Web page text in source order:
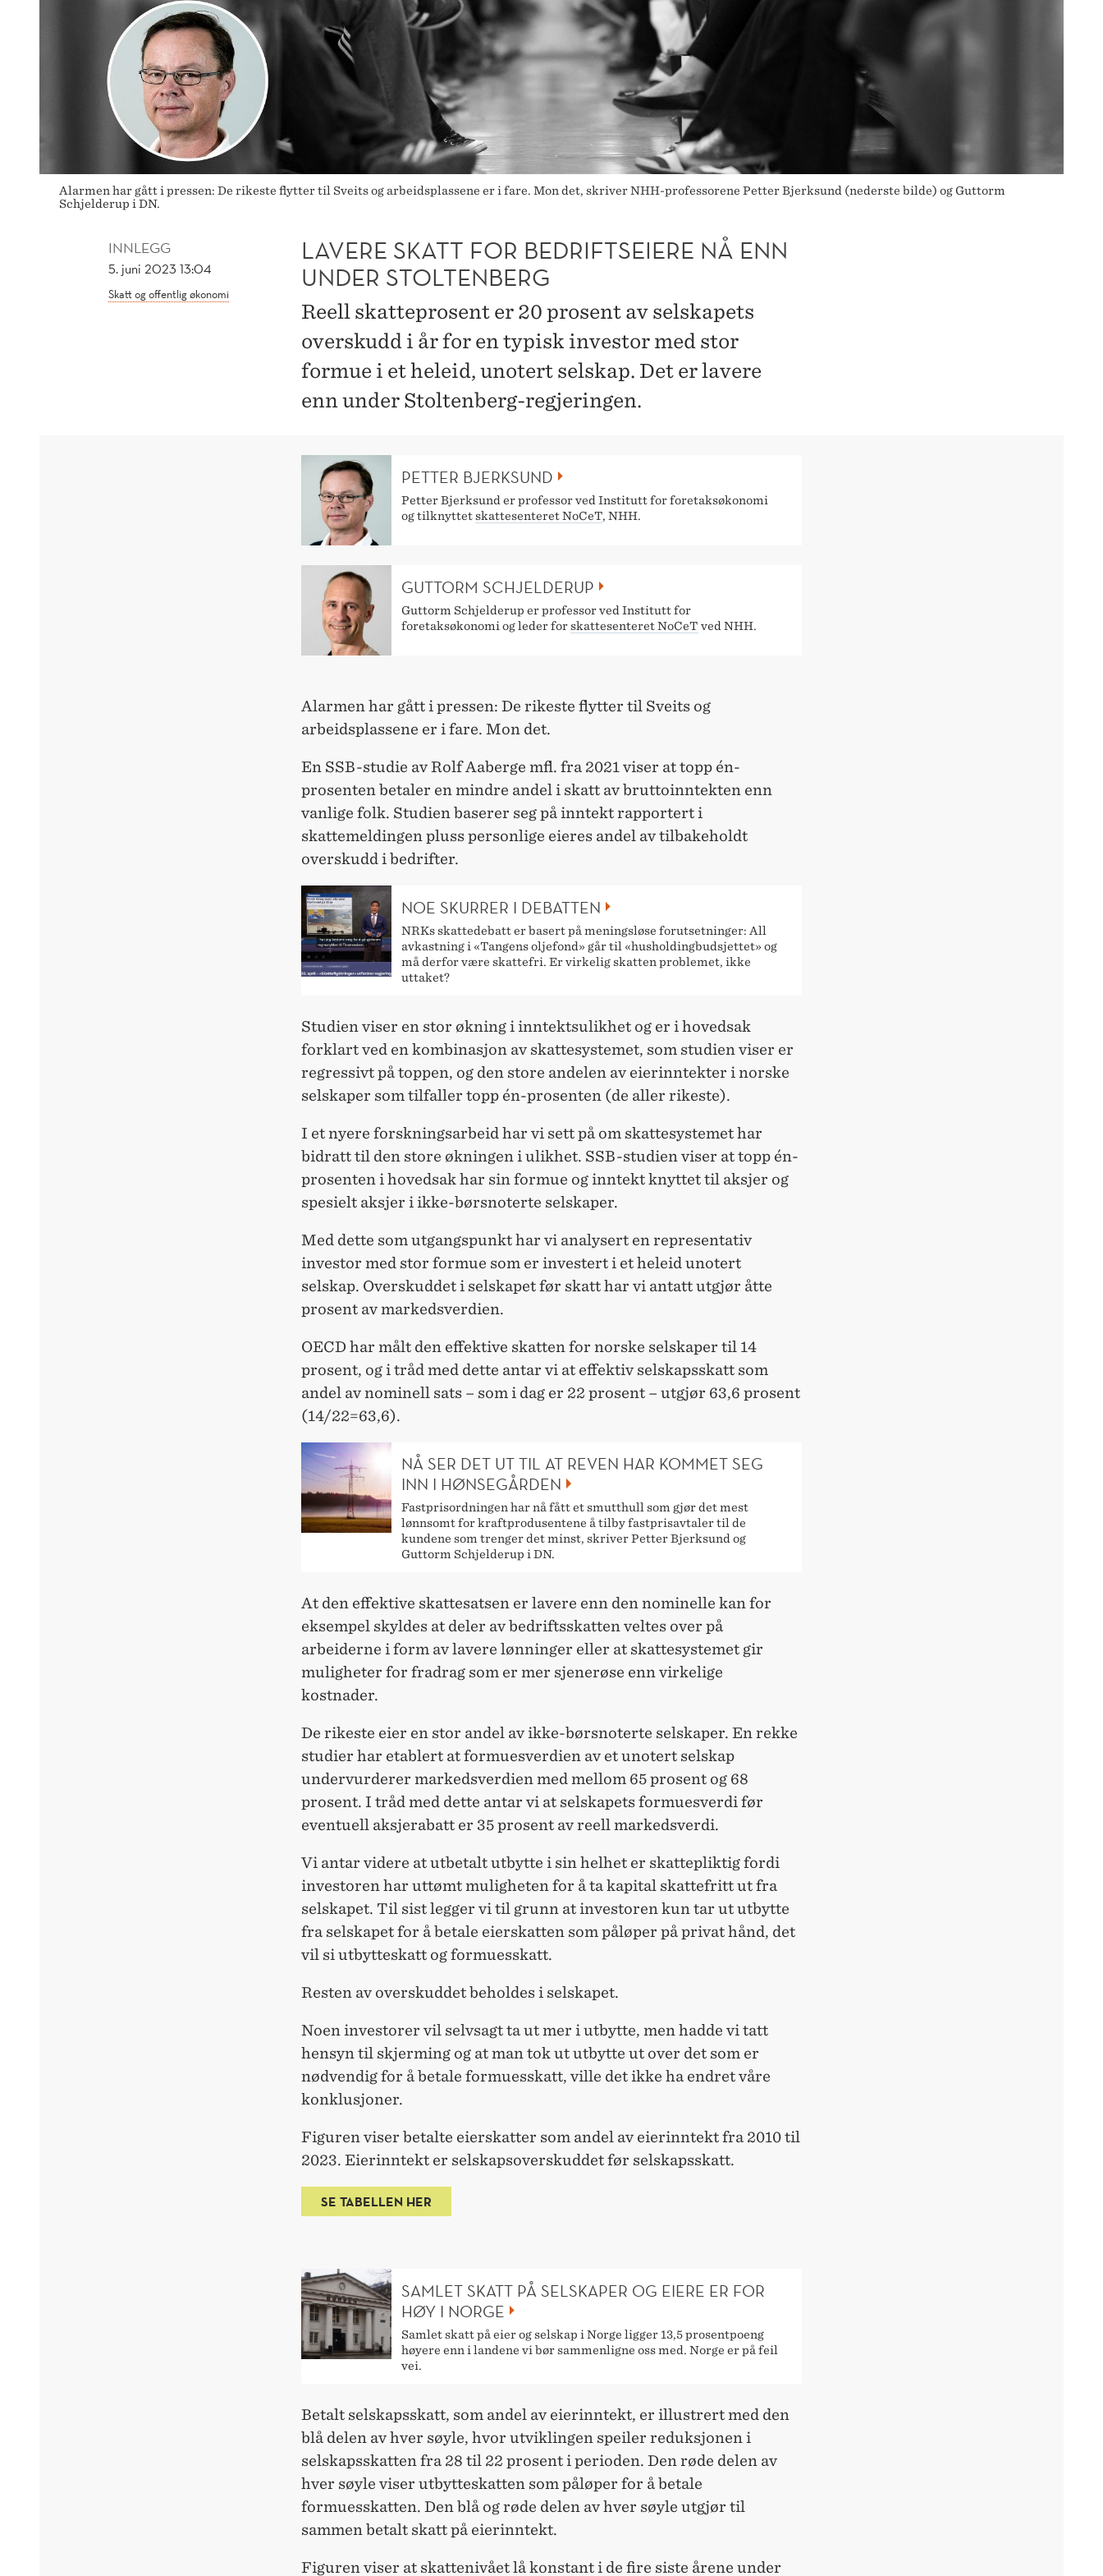
Alarmen har gått i pressen: De rikeste flytter til Sveits og arbeidsplassene er i fare. Mon det, skriver NHH-professorene Petter Bjerksund (nederste bilde) og Guttorm
Schjelderup i DN.
INNLEGG
5. juni 2023 13:04
Skatt og offentlig økonomi
LAVERE SKATT FOR BEDRIFTSEIERE NÅ ENN
UNDER STOLTENBERG
Reell skatteprosent er 20 prosent av selskapets
overskudd i år for en typisk investor med stor
formue i et heleid, unotert selskap. Det er lavere
enn under Stoltenberg-regjeringen.
PETTER BJERKSUND
Petter Bjerksund er professor ved Institutt for foretaksøkonomi
og tilknyttetskattesenteret NoCeT, NHH.
GUTTORM SCHJELDERUP
Guttorm Schjelderup er professor ved Institutt for
foretaksøkonomi og leder forskattesenteret NoCeT ved NHH.
Alarmen har gått i pressen: De rikeste flytter til Sveits og
arbeidsplassene er i fare. Mon det.
En SSB-studie av Rolf Aaberge mfl. fra 2021 viser at topp én-
prosenten betaler en mindre andel i skatt av bruttoinntekten enn
vanlige folk. Studien baserer seg på inntekt rapportert i
skattemeldingen pluss personlige eieres andel av tilbakeholdt
overskudd i bedrifter.
NOE SKURRER I DEBATTEN
NRKs skattedebatt er basert på meningsløse forutsetninger: All
avkastning i «Tangens oljefond» går til «husholdingbudsjettet» og
må derfor være skattefri. Er virkelig skatten problemet, ikke
uttaket?
Studien viser en stor økning i inntektsulikhet og er i hovedsak
forklart ved en kombinasjon av skattesystemet, som studien viser er
regressivt på toppen, og den store andelen av eierinntekter i norske
selskaper som tilfaller topp én-prosenten (de aller rikeste).
I et nyere forskningsarbeid har vi sett på om skattesystemet har
bidratt til den store økningen i ulikhet. SSB-studien viser at topp én-
prosenten i hovedsak har sin formue og inntekt knyttet til aksjer og
spesielt aksjer i ikke-børsnoterte selskaper.
Med dette som utgangspunkt har vi analysert en representativ
investor med stor formue som er investert i et heleid unotert
selskap. Overskuddet i selskapet før skatt har vi antatt utgjør åtte
prosent av markedsverdien.
OECD har målt den effektive skatten for norske selskaper til 14
prosent, og i tråd med dette antar vi at effektiv selskapsskatt som
andel av nominell sats – som i dag er 22 prosent – utgjør 63,6 prosent
(14/22=63,6).
NÅ SER DET UT TIL AT REVEN HAR KOMMET SEG
INN I HØNSEGÅRDEN
Fastprisordningen har nå fått et smutthull som gjør det mest
lønnsomt for kraftprodusentene å tilby fastprisavtaler til de
kundene som trenger det minst, skriver Petter Bjerksund og
Guttorm Schjelderup i DN.
At den effektive skattesatsen er lavere enn den nominelle kan for
eksempel skyldes at deler av bedriftsskatten veltes over på
arbeiderne i form av lavere lønninger eller at skattesystemet gir
muligheter for fradrag som er mer sjenerøse enn virkelige
kostnader.
De rikeste eier en stor andel av ikke-børsnoterte selskaper. En rekke
studier har etablert at formuesverdien av et unotert selskap
undervurderer markedsverdien med mellom 65 prosent og 68
prosent. I tråd med dette antar vi at selskapets formuesverdi før
eventuell aksjerabatt er 35 prosent av reell markedsverdi.
Vi antar videre at utbetalt utbytte i sin helhet er skattepliktig fordi
investoren har uttømt muligheten for å ta kapital skattefritt ut fra
selskapet. Til sist legger vi til grunn at investoren kun tar ut utbytte
fra selskapet for å betale eierskatten som påløper på privat hånd, det
vil si utbytteskatt og formuesskatt.
Resten av overskuddet beholdes i selskapet.
Noen investorer vil selvsagt ta ut mer i utbytte, men hadde vi tatt
hensyn til skjerming og at man tok ut utbytte ut over det som er
nødvendig for å betale formuesskatt, ville det ikke ha endret våre
konklusjoner.
Figuren viser betalte eierskatter som andel av eierinntekt fra 2010 til
2023. Eierinntekt er selskapsoverskuddet før selskapsskatt.
SE TABELLEN HER
SAMLET SKATT PÅ SELSKAPER OG EIERE ER FOR
HØY I NORGE
Samlet skatt på eier og selskap i Norge ligger 13,5 prosentpoeng
høyere enn i landene vi bør sammenligne oss med. Norge er på feil
vei.
Betalt selskapsskatt, som andel av eierinntekt, er illustrert med den
blå delen av hver søyle, hvor utviklingen speiler reduksjonen i
selskapsskatten fra 28 til 22 prosent i perioden. Den røde delen av
hver søyle viser utbytteskatten som påløper for å betale
formuesskatten. Den blå og røde delen av hver søyle utgjør til
sammen betalt skatt på eierinntekt.
Figuren viser at skattenivået lå konstant i de fire siste årene under